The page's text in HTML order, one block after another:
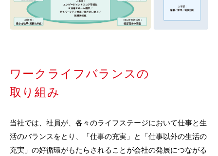
ワークライフバランスの
取り組み
当社では、社員が、各々のライフステージにおいて仕事と生
活のバランスをとり、「仕事の充実」と「仕事以外の生活の
充実」の好循環がもたらされることが会社の発展につながる